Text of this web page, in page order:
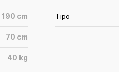
190 cm
70 cm
40 kg
Tipo